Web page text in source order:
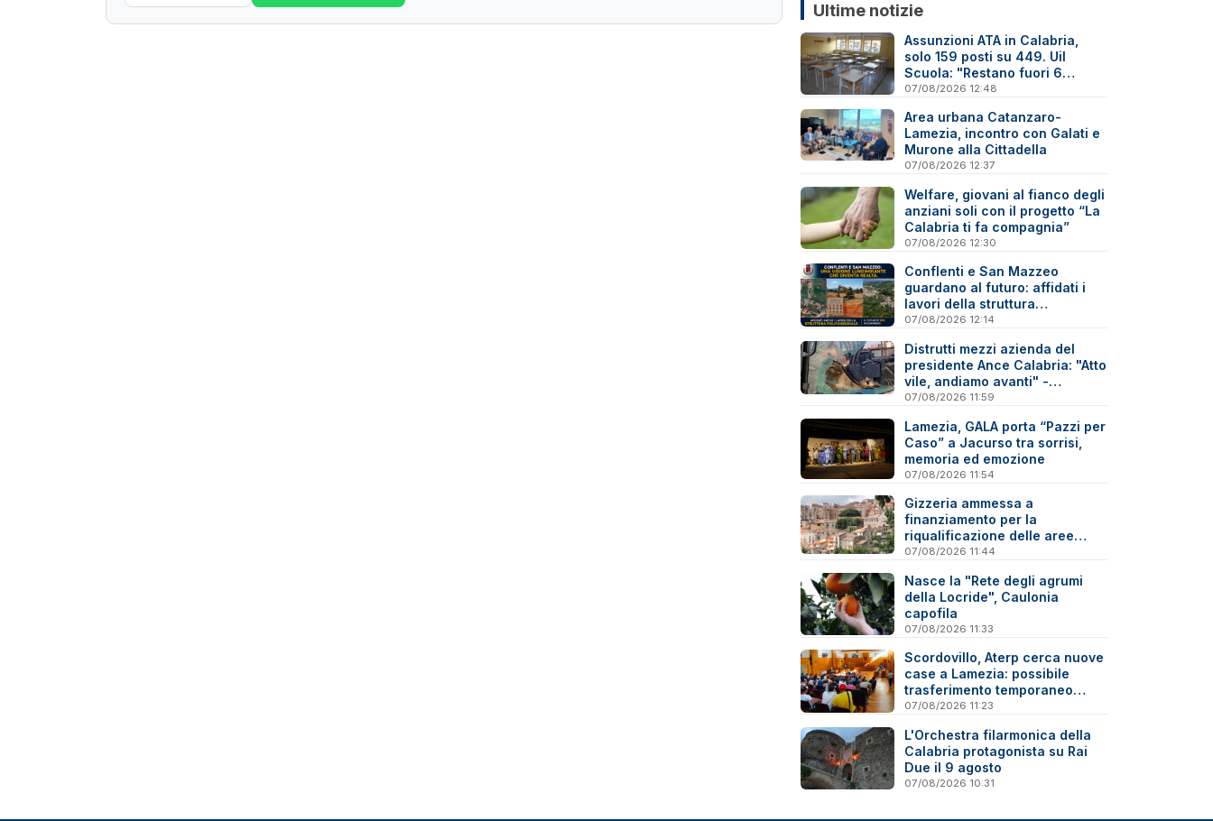
Ultime notizie
Assunzioni ATA in Calabria,
solo 159 posti su 449. Uil
Scuola: "Restano fuori 6
precari su 10"
07/08/2026 12:48
Area urbana Catanzaro-
Lamezia, incontro con Galati e
Murone alla Cittadella
07/08/2026 12:37
Welfare, giovani al fianco degli
anziani soli con il progetto “La
Calabria ti fa compagnia”
07/08/2026 12:30
Conflenti e San Mazzeo
guardano al futuro: affidati i
lavori della struttura
polifunzionale
07/08/2026 12:14
Distrutti mezzi azienda del
presidente Ance Calabria: "Atto
vile, andiamo avanti" -
Reazioni
07/08/2026 11:59
Lamezia, GALA porta “Pazzi per
Caso” a Jacurso tra sorrisi,
memoria ed emozione
07/08/2026 11:54
Gizzeria ammessa a
finanziamento per la
riqualificazione delle aree
degradate
07/08/2026 11:44
Nasce la "Rete degli agrumi
della Locride", Caulonia
capofila
07/08/2026 11:33
Scordovillo, Aterp cerca nuove
case a Lamezia: possibile
trasferimento temporaneo
nell’hinterland per alcune
07/08/2026 11:23
L'Orchestra filarmonica della
Calabria protagonista su Rai
Due il 9 agosto
07/08/2026 10:31